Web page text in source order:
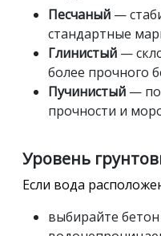
Песчаный —
стандартные
Глинистый —
более прочного
Пучинистый —
прочности и
Уровень
Если вода
выбирайте